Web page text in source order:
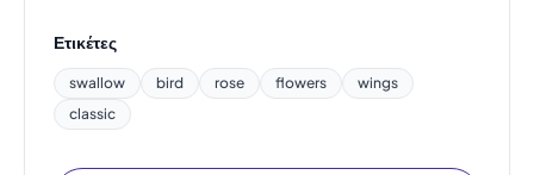
Ετικέτες
swallow bird rose flowers
wings
classic